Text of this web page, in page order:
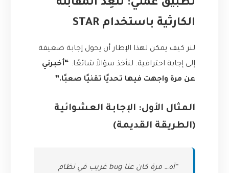
تطبيق عملي: لنُعِد المقابلة
الكارثية باستخدام STAR
لنر كيف يمكن لهذا الإطار أن يحول إجابة ضعيفة
إلى إجابة احترافية. لنأخذ سؤالاً شائعًا: “أخبرني
عن مرة واجهت فيها تحديًا تقنيًا صعبًا.”
المثال الأول: الإجابة العشوائية
(الطريقة القديمة)
“آه… مرة كان عنا bug غريب في نظام